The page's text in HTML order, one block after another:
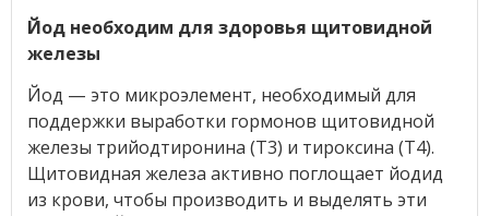
Йод необходим для здоровья щитовидной
железы
Йод — это микроэлемент, необходимый для
поддержки выработки гормонов щитовидной
железы трийодтиронина (Т3) и тироксина (Т4).
Щитовидная железа активно поглощает йодид
из крови, чтобы производить и выделять эти